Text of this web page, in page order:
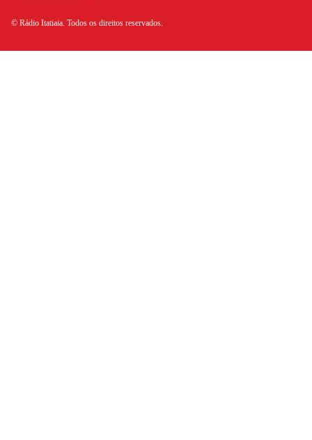
© Rádio Itatiaia. Todos os direitos reservados.